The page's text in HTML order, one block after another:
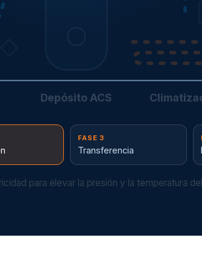
Depósito ACS
FASE 3
Transferencia
para elevar la presión y la temperatura